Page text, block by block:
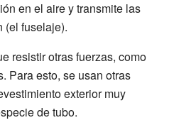
en el aire y transmite las
(el fuselaje).
resistir otras fuerzas, como
Para esto, se usan otras
exterior muy
de tubo.